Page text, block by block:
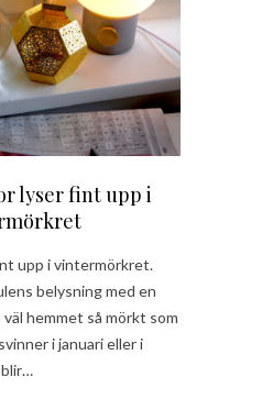
lyser fint upp i
upp i vintermörkret.
belysning med en
hemmet så mörkt som
i januari eller i
blir…